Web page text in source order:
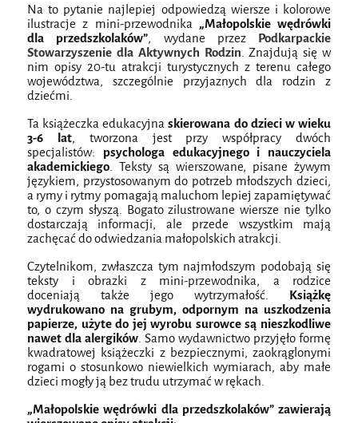
Na to pytanie najlepiej odpowiedzą wiersze i kolorowe
ilustracje z mini-przewodnika „Małopolskie wędrówki
dla przedszkolaków”, wydane przez Podkarpackie
Stowarzyszenie dla Aktywnych Rodzin. Znajdują się w
nim opisy 20-tu atrakcji turystycznych z terenu całego
województwa, szczególnie przyjaznych dla rodzin z
dziećmi.
Ta książeczka edukacyjnaskierowana do dzieci w wieku
3-6 lat, tworzona jest przy współpracy dwóch
specjalistów: psychologa edukacyjnego i nauczyciela
akademickiego. Teksty są wierszowane, pisane żywym
językiem, przystosowanym do potrzeb młodszych dzieci,
a rymy i rytmy pomagają maluchom lepiej zapamiętywać
to, o czym słyszą. Bogato zilustrowane wiersze nie tylko
dostarczają informacji, ale przede wszystkim mają
zachęcać do odwiedzania małopolskich atrakcji.
Czytelnikom, zwłaszcza tym najmłodszym podobają się
teksty i obrazki z mini-przewodnika, a rodzice
doceniają także jego wytrzymałość. Książkę
wydrukowano na grubym, odpornym na uszkodzenia
papierze, użyte do jej wyrobu surowce są nieszkodliwe
nawet dla alergików. Samo wydawnictwo przyjęło formę
kwadratowej książeczki z bezpiecznymi, zaokrąglonymi
rogami o stosunkowo niewielkich wymiarach, aby małe
dzieci mogły ją bez trudu utrzymać w rękach.
„Małopolskie wędrówki dla przedszkolaków” zawierają